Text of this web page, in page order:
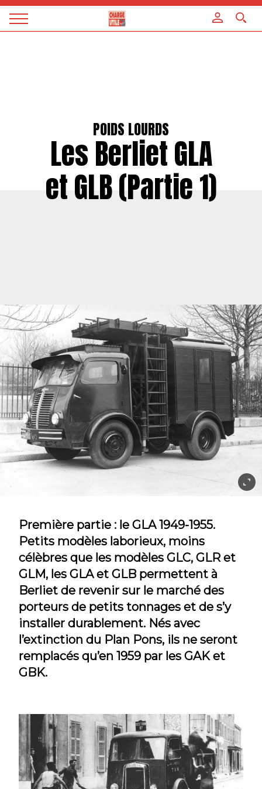
Magazine
POIDS LOURDS
Les Berliet GLA
et GLB (Partie 1)
Première partie : le GLA 1949-1955.
Petits modèles laborieux, moins
célèbres que les modèles GLC, GLR et
GLM, les GLA et GLB permettent à
Berliet de revenir sur le marché des
porteurs de petits tonnages et de s’y
installer durablement. Nés avec
l’extinction du Plan Pons, ils ne seront
remplacés qu’en 1959 par les GAK et
GBK.
Panneau de gestion des cookies